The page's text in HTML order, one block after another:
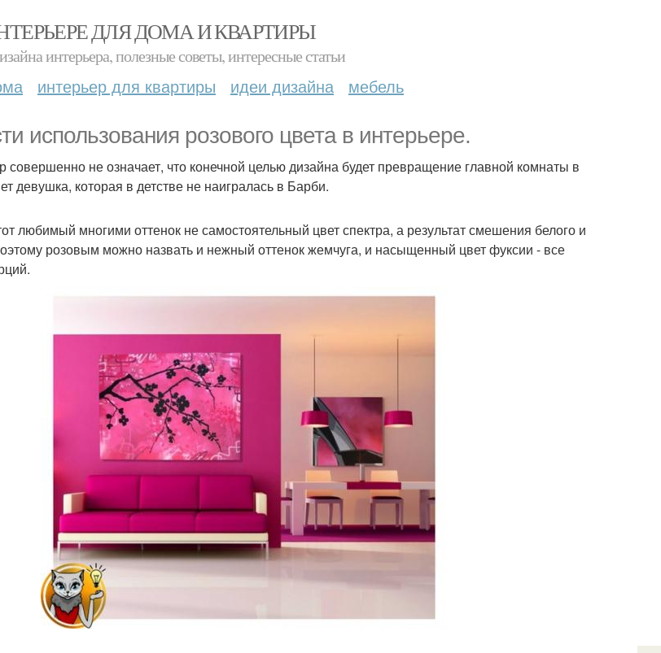
ДЛЯ ДОМА И КВАРТИРЫ
интерьера, полезные советы, интересные статьи
интерьер для квартиры идеи дизайна мебель
использования розового цвета в интерьере.
совершенно не означает, что конечной целью дизайна будет превращение главной комнаты в
девушка, которая в детстве не наигралась в Барби.
любимый многими оттенок не самостоятельный цвет спектра, а результат смешения белого и
розовым можно назвать и нежный оттенок жемчуга, и насыщенный цвет фуксии - все